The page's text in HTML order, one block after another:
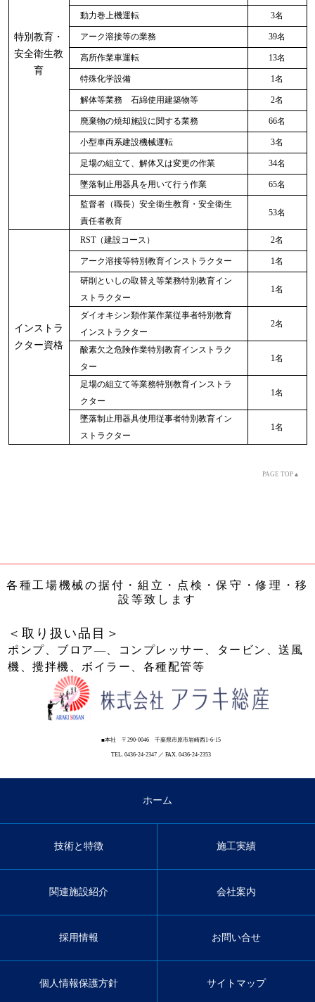
特別教育・
安全衛生教
育
動力巻上機運転 3名
アーク溶接等の業務 39名
高所作業車運転 13名
特殊化学設備 1名
解体等業務 石綿使用建築物等 2名
廃棄物の焼却施設に関する業務 66名
小型車両系建設機械運転 3名
足場の組立て、解体又は変更の作業 34名
墜落制止用器具を用いて行う作業
65名
監督者（職長）安全衛生教育・安全衛生
責任者教育
53名
インストラ
クター資格
RST（建設コース） 2名
アーク溶接等特別教育インストラクター
1名
研削といしの取替え等業務特別教育イン
ストラクター
1名
ダイオキシン類作業作業従事者特別教育
インストラクター
2名
酸素欠之危険作業特別教育インストラク
ター
1名
足場の組立て等業務特別教育インストラ
クター
1名
墜落制止用器具使用従事者特別教育イン
ストラクター
1名
PAGE TOP▲
各種工場機械の据付・組立・点検・保守・修理・移
設等致します
＜取り扱い品目＞
ポンプ、ブロア―、コンプレッサー、タービン、送風
機、攪拌機、ボイラー、各種配管等
■本社 〒290-0046 千葉県市原市岩崎西1-6-15
TEL. 0436-24-2347 ／ FAX. 0436-24-2353
ホーム
技術と特徴 施工実績
関連施設紹介 会社案内
採用情報 お問い合せ
個人情報保護方針 サイトマップ